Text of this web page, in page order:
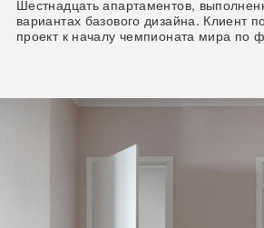
Шестнадцать апартаментов,
вариантах базового дизайна. Клиент
проект к началу чемпионата мира по